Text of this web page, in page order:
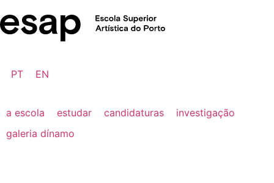
PT EN
a escola estudar candidaturas
investigação
galeria dínamo